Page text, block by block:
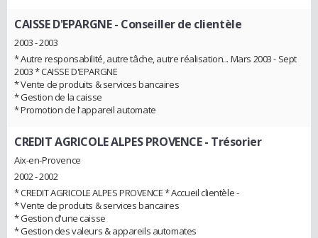
CAISSE D'EPARGNE- Conseiller de clientèle
2003 - 2003
* Autre responsabilité, autre tâche, autre réalisation... Mars 2003 - Sept
2003 * CAISSE D'EPARGNE
* Vente de produits & services bancaires
* Gestion de la caisse
* Promotion de l'appareil automate
CREDIT AGRICOLE ALPES PROVENCE- Trésorier
Aix-en-Provence
2002 - 2002
* CREDIT AGRICOLE ALPES PROVENCE * Accueil clientèle -
* Vente de produits & services bancaires
* Gestion d'une caisse
* Gestion des valeurs & appareils automates